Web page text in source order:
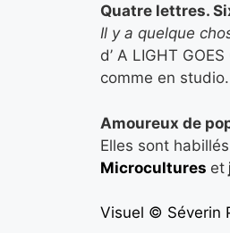
Quatre lettres.
Il y a quelque
d’ A LIGHT
comme en studio.
Amoureux de
Elles sont
Microcultures et
Visuel © Séverin